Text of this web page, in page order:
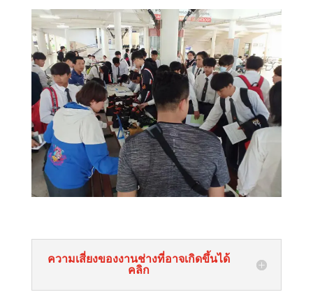
ความเสี่ยงของงานช่างที่อาจเกิดขึ้นได้
คลิก